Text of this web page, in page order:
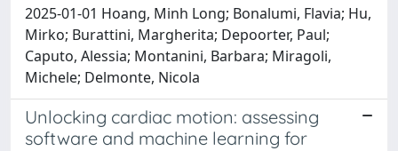
2025-01-01 Hoang, Minh Long; Bonalumi, Flavia; Hu,
Mirko; Burattini, Margherita; Depoorter, Paul;
Caputo, Alessia; Montanini, Barbara; Miragoli,
Michele; Delmonte, Nicola
Unlocking cardiac motion: assessing
software and machine learning for